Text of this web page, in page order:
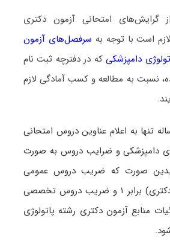
گرایش‌های امتحانی آزمون دکتری
است با توجه به سرفصل‌های آزمون
که در دفترچه ثبت نام
درج شده، نسبت به مطالعه و کسب آمادگی لازم
تنها به اعلام عناوین دروس امتحانی
دامپزشکی و ضرایب دروس به صورت
بدین صورت که ضریب دروس عمومی
(شامل زبان عمومی دکتری) برابر ۱ و ضریب دروس تخصصی
منابع آزمون دکتری رشته پاتولوژی